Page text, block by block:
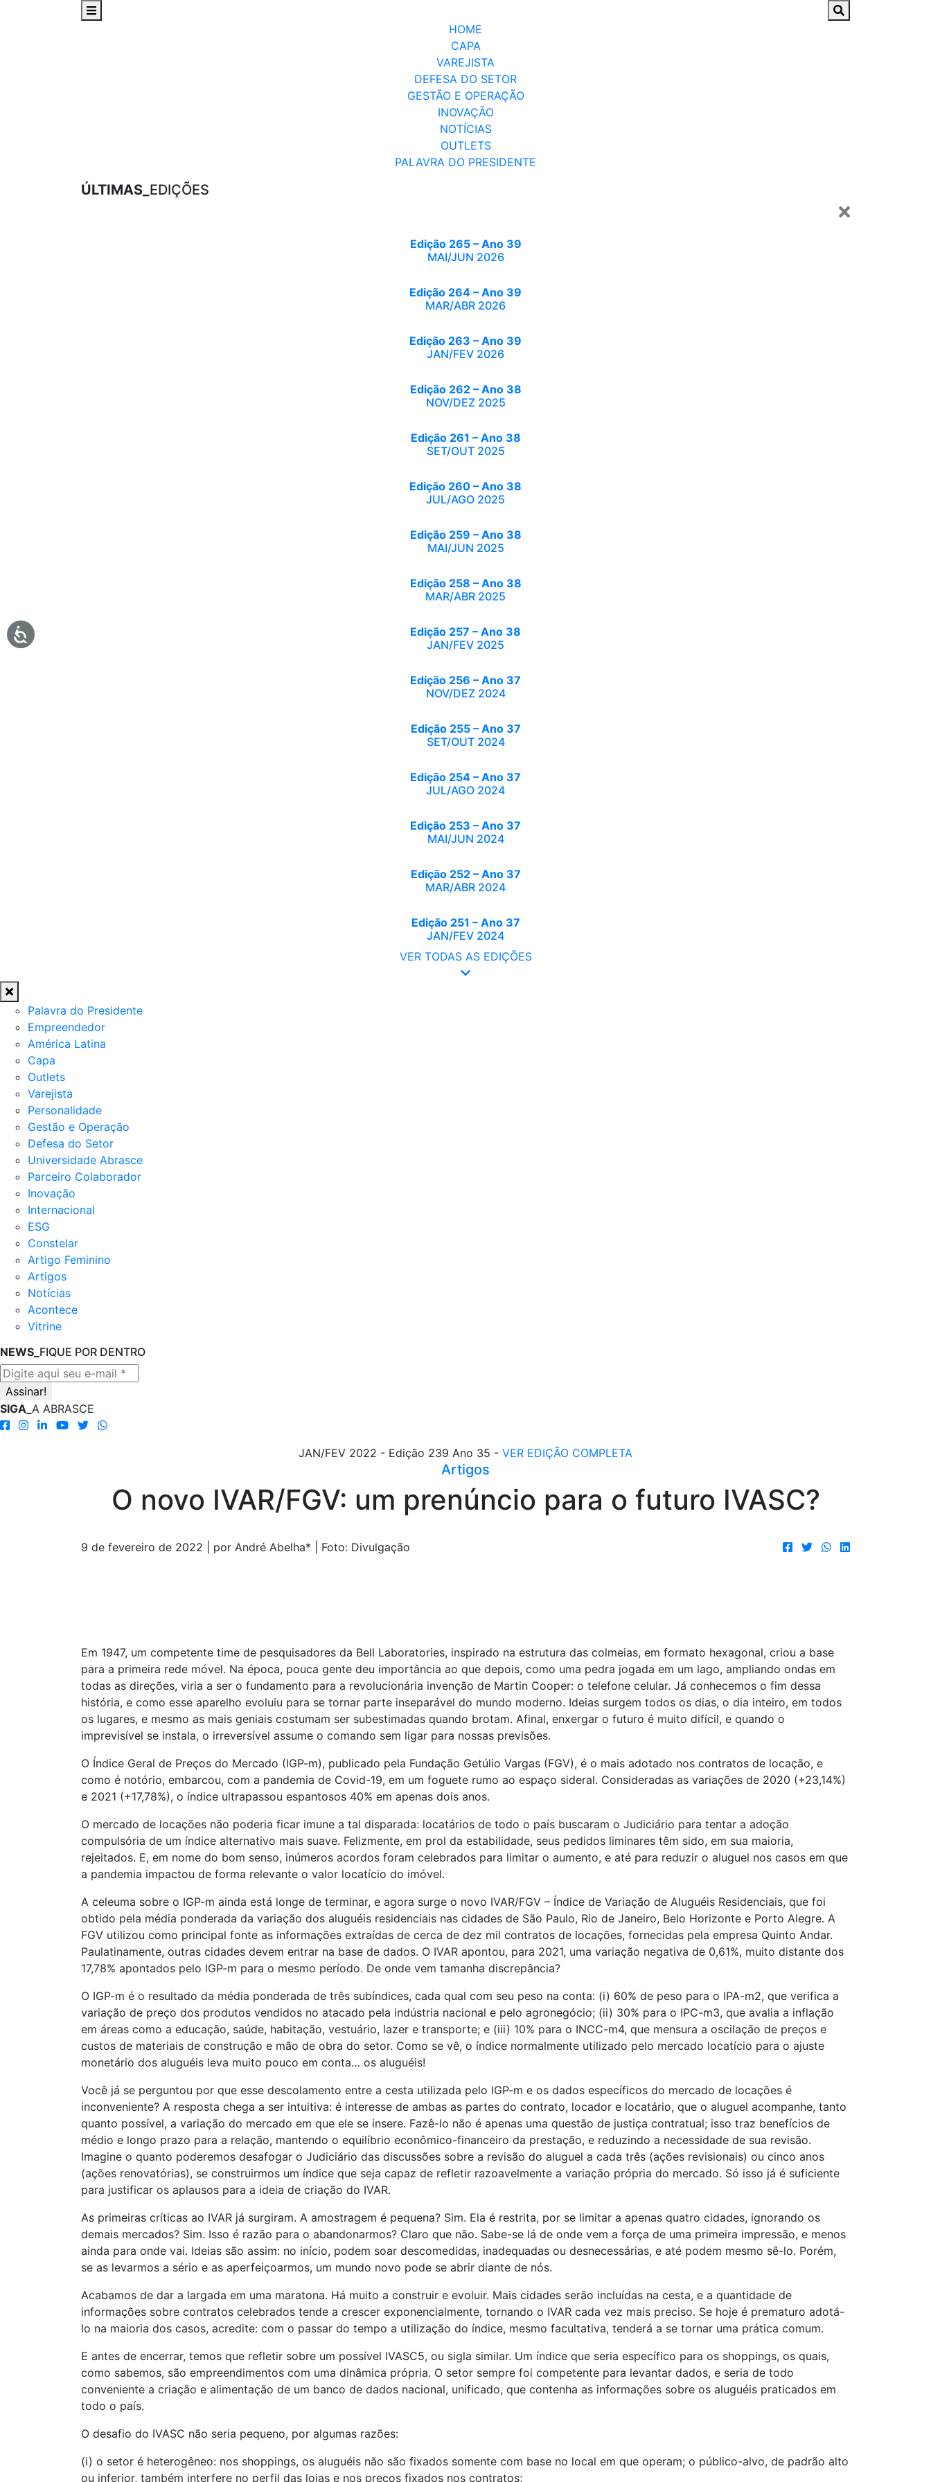
HOME
CAPA
VAREJISTA
DEFESA DO SETOR
GESTÃO E OPERAÇÃO
INOVAÇÃO
NOTÍCIAS
OUTLETS
PALAVRA DO PRESIDENTE
ÚLTIMAS_ EDIÇÕES
Edição 265 – Ano 39
MAI/JUN 2026
Edição 264 – Ano 39
MAR/ABR 2026
Edição 263 – Ano 39
JAN/FEV 2026
Edição 262 – Ano 38
NOV/DEZ 2025
Edição 261 – Ano 38
SET/OUT 2025
Edição 260 – Ano 38
JUL/AGO 2025
Edição 259 – Ano 38
MAI/JUN 2025
Edição 258 – Ano 38
MAR/ABR 2025
Edição 257 – Ano 38
JAN/FEV 2025
Edição 256 – Ano 37
NOV/DEZ 2024
Edição 255 – Ano 37
SET/OUT 2024
Edição 254 – Ano 37
JUL/AGO 2024
Edição 253 – Ano 37
MAI/JUN 2024
Edição 252 – Ano 37
MAR/ABR 2024
Edição 251 – Ano 37
JAN/FEV 2024
VER TODAS AS EDIÇÕES
Palavra do Presidente
Empreendedor
América Latina
Capa
Outlets
Varejista
Personalidade
Gestão e Operação
Defesa do Setor
Universidade Abrasce
Parceiro Colaborador
Inovação
Internacional
ESG
Constelar
Artigo Feminino
Artigos
Notícias
Acontece
Vitrine
NEWS_ FIQUE POR DENTRO
SIGA_ A ABRASCE
JAN/FEV 2022 - Edição 239 Ano 35 - VER EDIÇÃO COMPLETA
Artigos
O novo IVAR/FGV: um prenúncio para o futuro IVASC?
9 de fevereiro de 2022 | por André Abelha* | Foto: Divulgação
Em 1947, um competente time de pesquisadores da Bell Laboratories, inspirado na estrutura das colmeias, em formato hexagonal, criou a base
para a primeira rede móvel. Na época, pouca gente deu importância ao que depois, como uma pedra jogada em um lago, ampliando ondas em
todas as direções, viria a ser o fundamento para a revolucionária invenção de Martin Cooper: o telefone celular. Já conhecemos o fim dessa
história, e como esse aparelho evoluiu para se tornar parte inseparável do mundo moderno. Ideias surgem todos os dias, o dia inteiro, em todos
os lugares, e mesmo as mais geniais costumam ser subestimadas quando brotam. Afinal, enxergar o futuro é muito difícil, e quando o
imprevisível se instala, o irreversível assume o comando sem ligar para nossas previsões.
O Índice Geral de Preços do Mercado (IGP-m), publicado pela Fundação Getúlio Vargas (FGV), é o mais adotado nos contratos de locação, e
como é notório, embarcou, com a pandemia de Covid-19, em um foguete rumo ao espaço sideral. Consideradas as variações de 2020 (+23,14%)
e 2021 (+17,78%), o índice ultrapassou espantosos 40% em apenas dois anos.
O mercado de locações não poderia ficar imune a tal disparada: locatários de todo o país buscaram o Judiciário para tentar a adoção
compulsória de um índice alternativo mais suave. Felizmente, em prol da estabilidade, seus pedidos liminares têm sido, em sua maioria,
rejeitados. E, em nome do bom senso, inúmeros acordos foram celebrados para limitar o aumento, e até para reduzir o aluguel nos casos em que
a pandemia impactou de forma relevante o valor locatício do imóvel.
A celeuma sobre o IGP-m ainda está longe de terminar, e agora surge o novo IVAR/FGV – Índice de Variação de Aluguéis Residenciais, que foi
obtido pela média ponderada da variação dos aluguéis residenciais nas cidades de São Paulo, Rio de Janeiro, Belo Horizonte e Porto Alegre. A
FGV utilizou como principal fonte as informações extraídas de cerca de dez mil contratos de locações, fornecidas pela empresa Quinto Andar.
Paulatinamente, outras cidades devem entrar na base de dados. O IVAR apontou, para 2021, uma variação negativa de 0,61%, muito distante dos
17,78% apontados pelo IGP-m para o mesmo período. De onde vem tamanha discrepância?
O IGP-m é o resultado da média ponderada de três subíndices, cada qual com seu peso na conta: (i) 60% de peso para o IPA-m2, que verifica a
variação de preço dos produtos vendidos no atacado pela indústria nacional e pelo agronegócio; (ii) 30% para o IPC-m3, que avalia a inflação
em áreas como a educação, saúde, habitação, vestuário, lazer e transporte; e (iii) 10% para o INCC-m4, que mensura a oscilação de preços e
custos de materiais de construção e mão de obra do setor. Como se vê, o índice normalmente utilizado pelo mercado locatício para o ajuste
monetário dos aluguéis leva muito pouco em conta… os aluguéis!
Você já se perguntou por que esse descolamento entre a cesta utilizada pelo IGP-m e os dados específicos do mercado de locações é
inconveniente? A resposta chega a ser intuitiva: é interesse de ambas as partes do contrato, locador e locatário, que o aluguel acompanhe, tanto
quanto possível, a variação do mercado em que ele se insere. Fazê-lo não é apenas uma questão de justiça contratual; isso traz benefícios de
médio e longo prazo para a relação, mantendo o equilíbrio econômico-financeiro da prestação, e reduzindo a necessidade de sua revisão.
Imagine o quanto poderemos desafogar o Judiciário das discussões sobre a revisão do aluguel a cada três (ações revisionais) ou cinco anos
(ações renovatórias), se construirmos um índice que seja capaz de refletir razoavelmente a variação própria do mercado. Só isso já é suficiente
para justificar os aplausos para a ideia de criação do IVAR.
As primeiras críticas ao IVAR já surgiram. A amostragem é pequena? Sim. Ela é restrita, por se limitar a apenas quatro cidades, ignorando os
demais mercados? Sim. Isso é razão para o abandonarmos? Claro que não. Sabe-se lá de onde vem a força de uma primeira impressão, e menos
ainda para onde vai. Ideias são assim: no início, podem soar descomedidas, inadequadas ou desnecessárias, e até podem mesmo sê-lo. Porém,
se as levarmos a sério e as aperfeiçoarmos, um mundo novo pode se abrir diante de nós.
Acabamos de dar a largada em uma maratona. Há muito a construir e evoluir. Mais cidades serão incluídas na cesta, e a quantidade de
informações sobre contratos celebrados tende a crescer exponencialmente, tornando o IVAR cada vez mais preciso. Se hoje é prematuro adotá-
lo na maioria dos casos, acredite: com o passar do tempo a utilização do índice, mesmo facultativa, tenderá a se tornar uma prática comum.
E antes de encerrar, temos que refletir sobre um possível IVASC5, ou sigla similar. Um índice que seria específico para os shoppings, os quais,
como sabemos, são empreendimentos com uma dinâmica própria. O setor sempre foi competente para levantar dados, e seria de todo
conveniente a criação e alimentação de um banco de dados nacional, unificado, que contenha as informações sobre os aluguéis praticados em
todo o país.
O desafio do IVASC não seria pequeno, por algumas razões:
(i) o setor é heterogêneo: nos shoppings, os aluguéis não são fixados somente com base no local em que operam; o público-alvo, de padrão alto
ou inferior, também interfere no perfil das lojas e nos preços fixados nos contratos;